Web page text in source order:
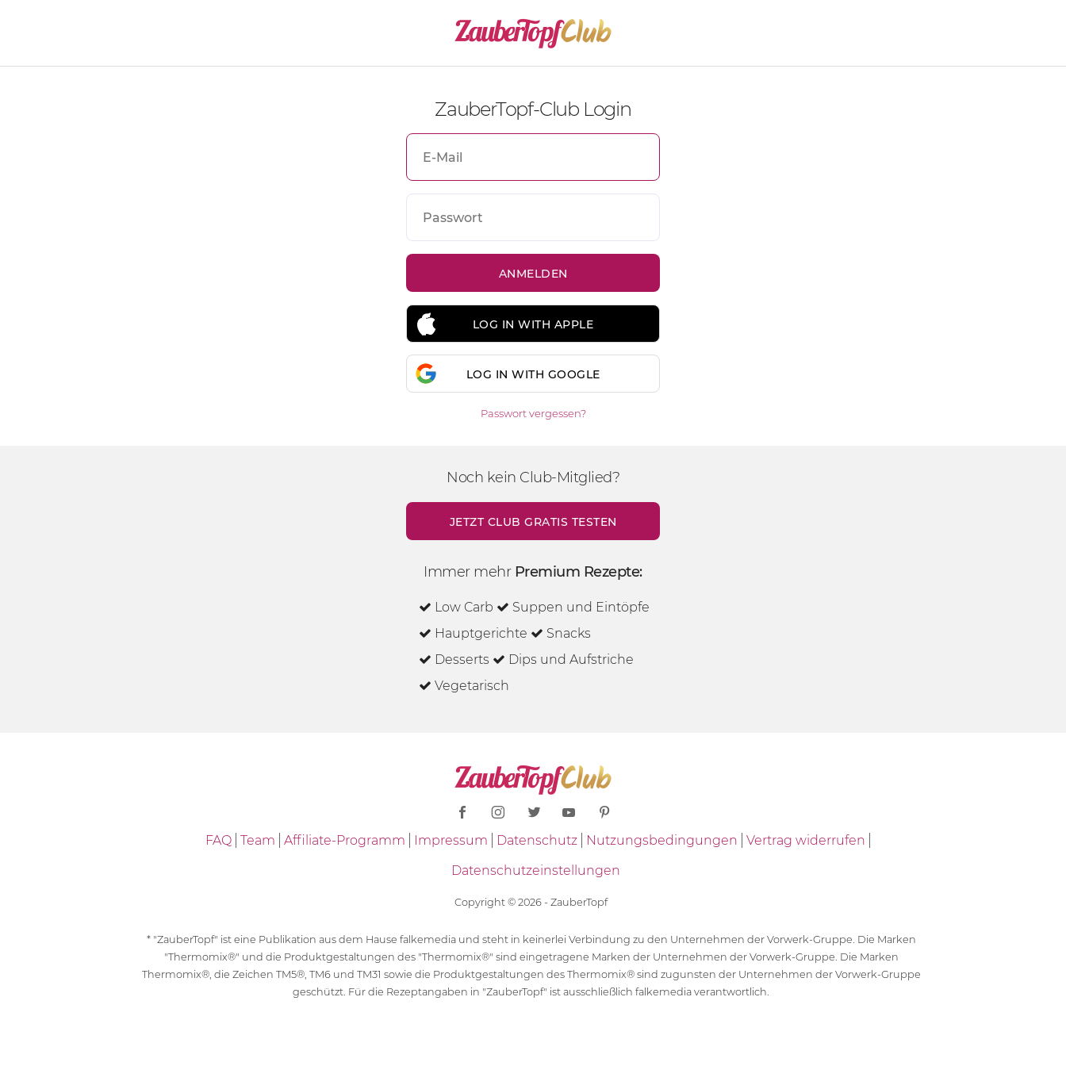
ZauberTopf-Club Login
LOG IN WITH APPLE
LOG IN WITH GOOGLE
Passwort vergessen?
Noch kein Club-Mitglied?
JETZT CLUB GRATIS TESTEN
Immer mehr Premium Rezepte:
Low Carb
Suppen und Eintöpfe
Hauptgerichte
Snacks
Desserts
Dips und Aufstriche
Vegetarisch
FAQ Team Affiliate-Programm Impressum Datenschutz Nutzungsbedingungen
Vertrag widerrufen
Datenschutzeinstellungen
Copyright © 2026 - ZauberTopf
* "ZauberTopf" ist eine Publikation aus dem Hause falkemedia und steht in keinerlei Verbindung zu den Unternehmen der Vorwerk-Gruppe. Die Marken
"Thermomix®" und die Produktgestaltungen des "Thermomix®" sind eingetragene Marken der Unternehmen der Vorwerk-Gruppe. Die Marken
Thermomix®, die Zeichen TM5®, TM6 und TM31 sowie die Produktgestaltungen des Thermomix® sind zugunsten der Unternehmen der Vorwerk-Gruppe
geschützt. Für die Rezeptangaben in "ZauberTopf" ist ausschließlich falkemedia verantwortlich.